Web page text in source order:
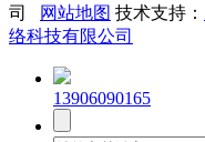
司
网站地图 技术支持：
络科技有限公司
13906090165